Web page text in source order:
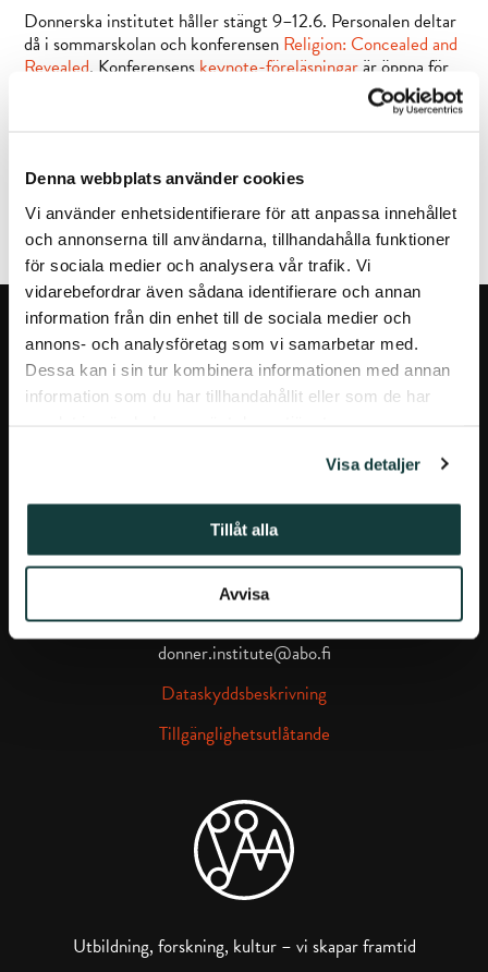
Denna webbplats använder cookies
Vi använder enhetsidentifierare för att anpassa innehållet
och annonserna till användarna, tillhandahålla funktioner
för sociala medier och analysera vår trafik. Vi
vidarebefordrar även sådana identifierare och annan
information från din enhet till de sociala medier och
annons- och analysföretag som vi samarbetar med.
Dessa kan i sin tur kombinera informationen med annan
information som du har tillhandahållit eller som de har
Visa detaljer
Tillåt alla
Avvisa
Donnerska institutet håller stängt 9–12.6. Personalen deltar
då i sommarskolan och konferensen Religion: Concealed and
Revealed. Konferensens keynote-föreläsningarär öppna för
alla. Böcker till DI:s bibliotek kan returneras till Åbo
FÖREGÅENDE ARTIKEL NÄSTA ARTIKEL
DONNERSKA INSTITUTET
Donnerska institutet på Facebook
Donnerska institutet på
Porthansgatan 3, 20500 Åbo
donner.institute@abo.fi
Dataskyddsbeskrivning
Tillgänglighetsutlåtande
Utbildning, forskning, kultur – vi skapar framtid